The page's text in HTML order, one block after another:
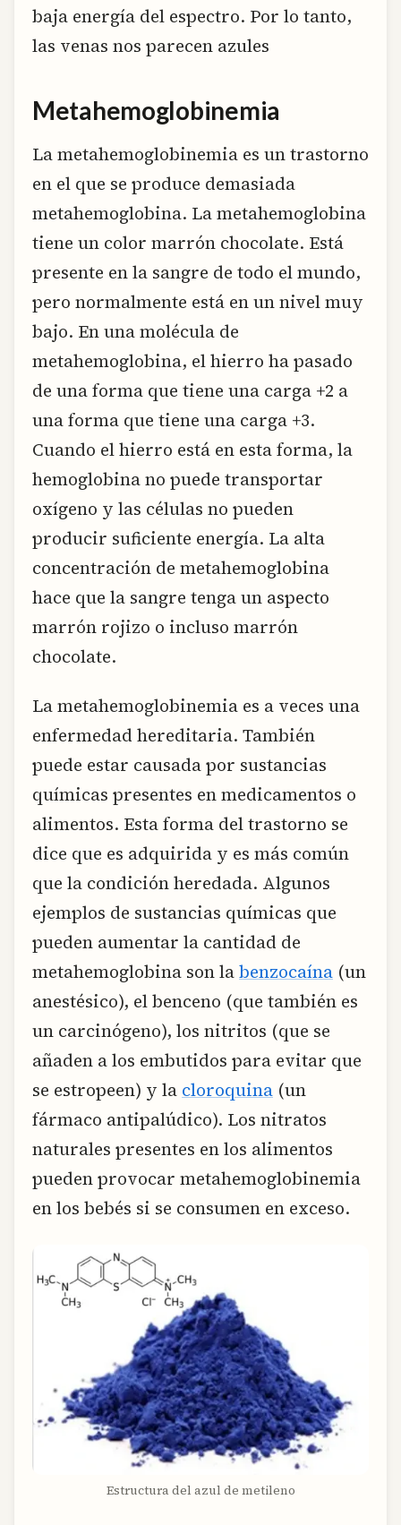
baja energía del espectro. Por lo tanto,
las venas nos parecen azules
Metahemoglobinemia
La metahemoglobinemia es un trastorno
en el que se produce demasiada
metahemoglobina. La metahemoglobina
tiene un color marrón chocolate. Está
presente en la sangre de todo el mundo,
pero normalmente está en un nivel muy
bajo. En una molécula de
metahemoglobina, el hierro ha pasado
de una forma que tiene una carga +2 a
una forma que tiene una carga +3.
Cuando el hierro está en esta forma, la
hemoglobina no puede transportar
oxígeno y las células no pueden
producir suficiente energía. La alta
concentración de metahemoglobina
hace que la sangre tenga un aspecto
marrón rojizo o incluso marrón
chocolate.
La metahemoglobinemia es a veces una
enfermedad hereditaria. También
puede estar causada por sustancias
químicas presentes en medicamentos o
alimentos. Esta forma del trastorno se
dice que es adquirida y es más común
que la condición heredada. Algunos
ejemplos de sustancias químicas que
pueden aumentar la cantidad de
metahemoglobina son labenzocaína (un
anestésico), el benceno (que también es
un carcinógeno), los nitritos (que se
añaden a los embutidos para evitar que
se estropeen) y la cloroquina (un
fármaco antipalúdico). Los nitratos
naturales presentes en los alimentos
pueden provocar metahemoglobinemia
en los bebés si se consumen en exceso.
Estructura del azul de metileno